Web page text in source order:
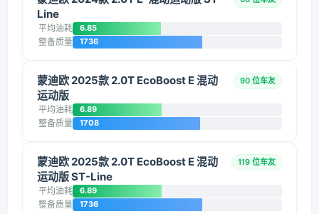
Line
平均油耗 6.85
整备质量 1736
蒙迪欧 2025款 2.0T EcoBoost E 混动
运动版
90 位车友
平均油耗 6.89
整备质量 1708
蒙迪欧 2025款 2.0T EcoBoost E 混动
运动版 ST-Line
119 位车友
平均油耗 6.89
整备质量 1736